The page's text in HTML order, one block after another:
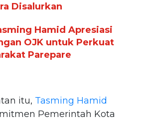
Disalurkan
Hamid Apresiasi
OJK untuk Perkuat
Parepare
itu, Tasming Hamid
Pemerintah Kota